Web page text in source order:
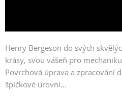
Henry Bergeson do svých
krásy, svou vášeň pro
Povrchová úprava a zpracování
špičkové úrovni...